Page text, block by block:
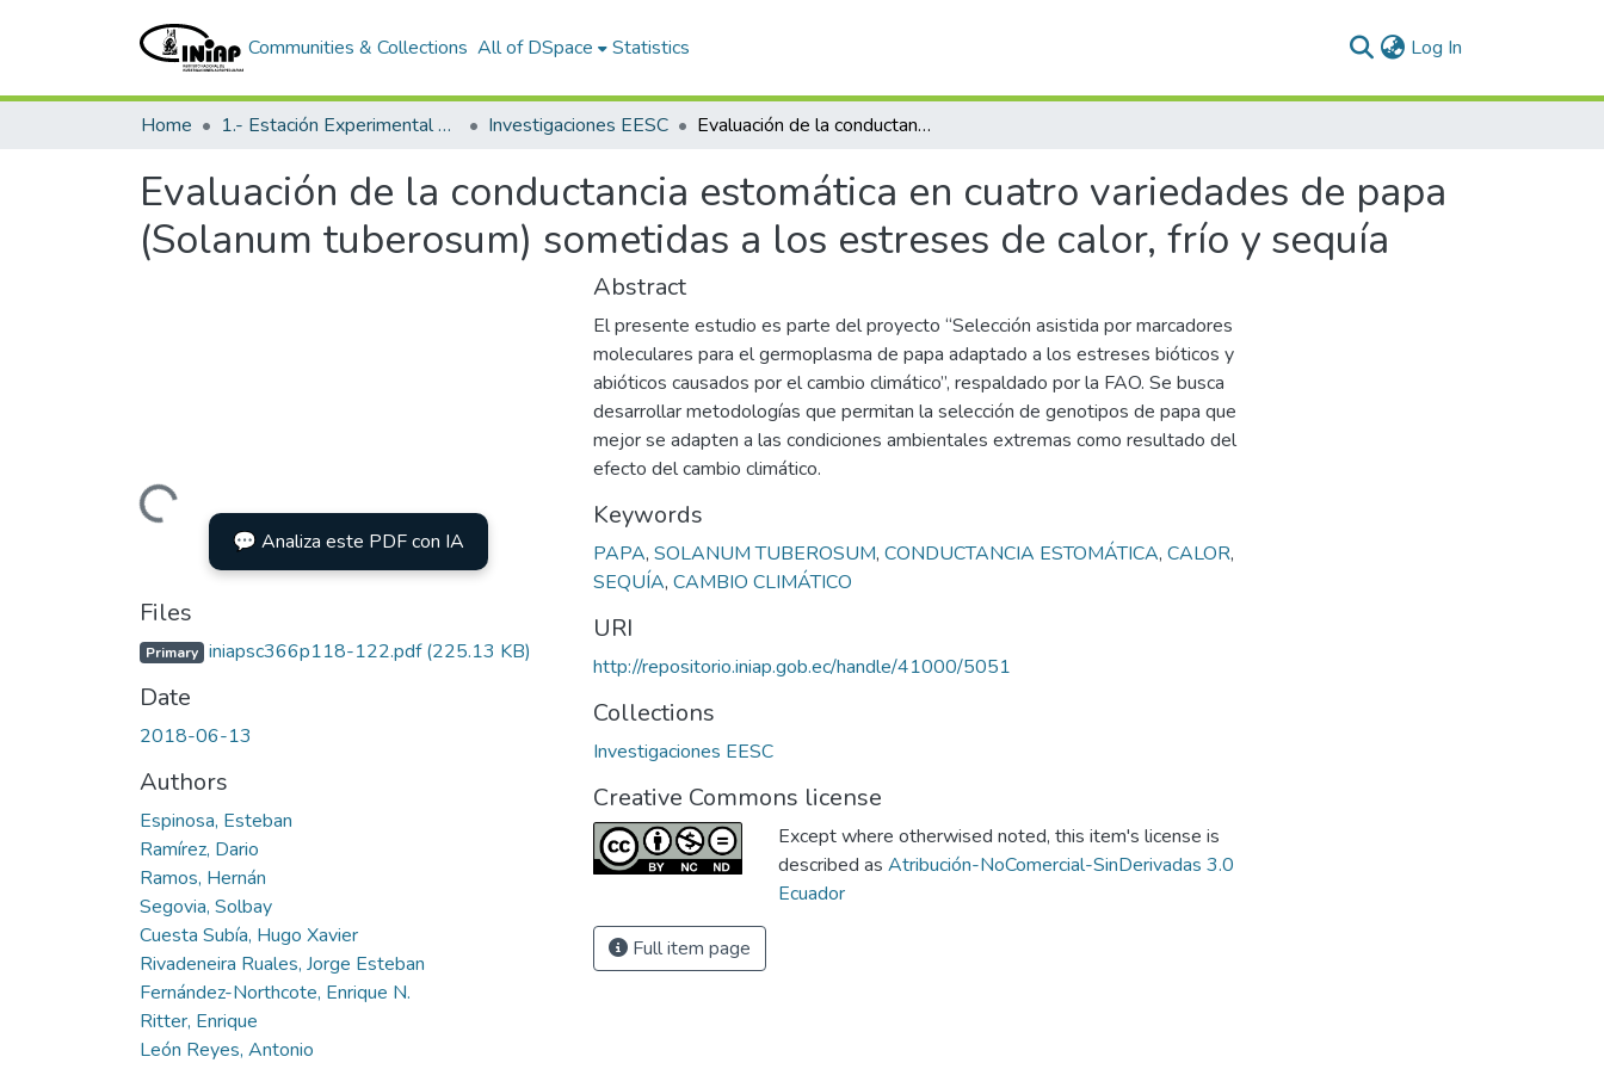
Communities & Collections All of DSpace Statistics Log In
Home 1.- Estación Experimental Santa Catalina Investigaciones EESC Evaluación de la conductancia estomática en cuatro variedades de papa (Solanum tuberosum) sometidas a los estreses de calor, frío y sequía
Evaluación de la conductancia estomática en cuatro variedades de papa
(Solanum tuberosum) sometidas a los estreses de calor, frío y sequía
Loading... 💬 Analiza este PDF con IA
Files
Primary iniapsc366p118-122.pdf(225.13 KB)
Date
2018-06-13
Authors
Espinosa, Esteban
Ramírez, Dario
Ramos, Hernán
Segovia, Solbay
Cuesta Subía, Hugo Xavier
Rivadeneira Ruales, Jorge Esteban
Fernández-Northcote, Enrique N.
Ritter, Enrique
León Reyes, Antonio
Abstract
El presente estudio es parte del proyecto “Selección asistida por marcadores
moleculares para el germoplasma de papa adaptado a los estreses bióticos y
abióticos causados por el cambio climático”, respaldado por la FAO. Se busca
desarrollar metodologías que permitan la selección de genotipos de papa que
mejor se adapten a las condiciones ambientales extremas como resultado del
efecto del cambio climático.
Keywords
PAPA, SOLANUM TUBEROSUM, CONDUCTANCIA ESTOMÁTICA, CALOR,
SEQUÍA, CAMBIO CLIMÁTICO
URI
http://repositorio.iniap.gob.ec/handle/41000/5051
Collections
Investigaciones EESC
Creative Commons license
Except where otherwised noted, this item's license is
described as Atribución-NoComercial-SinDerivadas 3.0
Ecuador
Full item page